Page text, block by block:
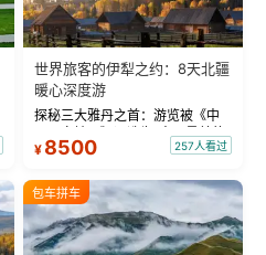
世界旅客的伊犁之约：8天北疆
暖心深度游
探秘三大雅丹之首：游览被《中
国国家地理》评选为“中国最美的
三大雅丹”第一名的克拉玛依魔鬼
瓦人最大村落——禾木村，欣赏
晨雾与小木...
¥ 8500 257人看过
包车拼车